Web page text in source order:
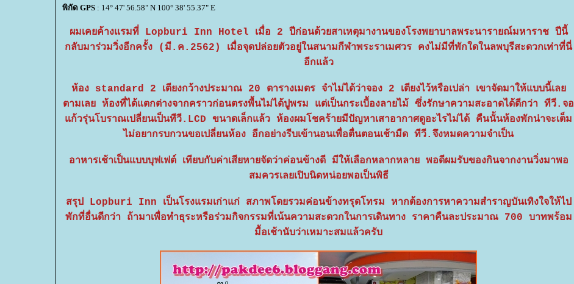
พิกัด GPS : 14° 47' 56.58" N 100° 38' 55.37" E
ผมเคยค้างแรมที่ Lopburi Inn Hotel เมื่อ 2 ปีก่อนด้วยสาเหตุมางานของโรงพยาบาลพระนารายณ์มหาราช ปีนี้
กลับมาร่วมวิ่งอีกครั้ง (มี.ค.2562) เมื่อจุดปล่อยตัวอยู่ในสนามกีฬาพระราเมศวร คงไม่มีที่พักใดในลพบุรีสะดวกเท่าที่นี่
อีกแล้ว
ห้อง standard 2 เตียงกว้างประมาณ 20 ตารางเมตร จำไม่ได้ว่าจอง 2 เตียงไว้หรือเปล่า เขาจัดมาให้แบบนี้เล
ตามเลย ห้องที่ได้แตกต่างจากคราวก่อนตรงพื้นไม่ได้ปูพรม แต่เป็นกระเบื้องลายไม้ ซึ่งรักษาความสะอาดได้ดีกว่า ทีวี.จอ
ก้วรุ่นโบราณเปลี่ยนเป็นทีวี.LCD ขนาดเล็กแล้ว ห้องผมโชคร้ายมีปัญหาเสาอากาศดูอะไรไม่ได้ คืนนั้นห้องพักน่าจะเต็ม
ไม่อยากรบกวนขอเปลี่ยนห้อง อีกอย่างรีบเข้านอนเพื่อตื่นตอนเช้ามืด ทีวี.จึงหมดความจำเป็น
อาหารเช้าเป็นแบบบุฟเฟต์ เทียบกับค่าเสียหายจัดว่าค่อนข้างดี มีให้เลือกหลากหลาย พอดีผมรับของกินจากงานวิ่งมาพอ
สมควรเลยเปิบนิดหน่อยพอเป็นพิธี
สรุป Lopburi Inn เป็นโรงแรมเก่าแก่ สภาพโดยรวมค่อนข้างทรุดโทรม หากต้องการหาความสำราญบันเทิงใจให้ไป
พักที่อื่นดีกว่า ถ้ามาเพื่อทำธุระหรือร่วมกิจกรรมที่เน้นความสะดวกในการเดินทาง ราคาคืนละประมาณ 700 บาทพร้อม
มื้อเช้านับว่าเหมาะสมแล้วครับ